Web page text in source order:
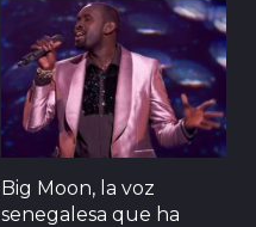
Big Moon, la voz
senegalesa que ha